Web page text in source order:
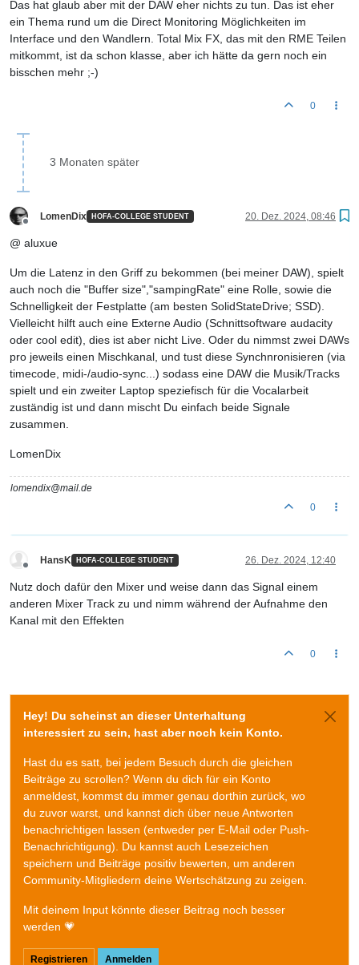
Das hat glaub aber mit der DAW eher nichts zu tun. Das ist eher
ein Thema rund um die Direct Monitoring Möglichkeiten im
Interface und den Wandlern. Total Mix FX, das mit den RME Teilen
mitkommt, ist da schon klasse, aber ich hätte da gern noch ein
bisschen mehr ;-)
0
3 Monaten später
LomenDix HOFA-COLLEGE STUDENT 20. Dez. 2024, 08:46
@ aluxue
Um die Latenz in den Griff zu bekommen (bei meiner DAW), spielt
auch noch die "Buffer size","sampingRate" eine Rolle, sowie die
Schnelligkeit der Festplatte (am besten SolidStateDrive; SSD).
Vielleicht hilft auch eine Externe Audio (Schnittsoftware audacity
oder cool edit), dies ist aber nicht Live. Oder du nimmst zwei DAWs
pro jeweils einen Mischkanal, und tust diese Synchnronisieren (via
timecode, midi-/audio-sync...) sodass eine DAW die Musik/Tracks
spielt und ein zweiter Laptop speziefisch für die Vocalarbeit
zuständig ist und dann mischt Du einfach beide Signale
zusammen.
LomenDix
lomendix@mail.de
0
HansK HOFA-COLLEGE STUDENT 26. Dez. 2024, 12:40
Nutz doch dafür den Mixer und weise dann das Signal einem
anderen Mixer Track zu und nimm während der Aufnahme den
Kanal mit den Effekten
0
Hey! Du scheinst an dieser Unterhaltung
interessiert zu sein, hast aber noch kein Konto.
Hast du es satt, bei jedem Besuch durch die gleichen
Beiträge zu scrollen? Wenn du dich für ein Konto
anmeldest, kommst du immer genau dorthin zurück, wo
du zuvor warst, und kannst dich über neue Antworten
benachrichtigen lassen (entweder per E-Mail oder Push-
Benachrichtigung). Du kannst auch Lesezeichen
speichern und Beiträge positiv bewerten, um anderen
Community-Mitgliedern deine Wertschätzung zu zeigen.
Mit deinem Input könnte dieser Beitrag noch besser
werden 💗
Registrieren Anmelden